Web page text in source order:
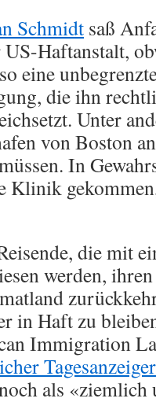
Schmidt saß
Haftanstalt,
eine
die ihn
Unter
von Boston
In
Klinik
die mit
werden,
in Haft zu
Immigration
Tagesanzeiger
als